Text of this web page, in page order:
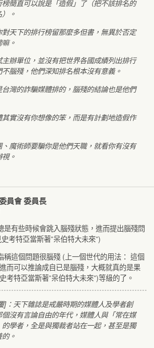
榜簡直可以說是「造假」了（把不該排名的
。
對天下的排行榜留那麼多但書，無異於否定
。
主辦單位，並沒有把世界各國成績列出排行
腦殘，他們深知排名根本沒有意義。
台灣的詐騙媒體排的，腦殘的結論也是他們
其實沒有你想像的笨，而是有計劃地造假作
、魔術師要騙你是他們天職，就看你有沒有
。
員會 委員長
是有些時候會跳入腦殘狀態，進而提出腦殘問
考特亞當斯著”呆伯特大未來”)
稱這個問題很腦殘 (上一個世代的用法： 這個
而可以推論成自已是腦殘，大概就真的是果
考特亞當斯著”呆伯特大未來”)等級的了。
]：天下雜誌是戒嚴時期的媒體人及學者創
個沒有言論自由的年代，媒體人與「常在媒
的學者，全是與獨裁者站在一起，甚至是獨
。